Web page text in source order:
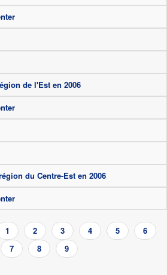
de l'Est en 2006
du Centre-Est en 2006
Page
1 Page
2 Page
3 Page
4 Page
5 Page
6
Page
7 Page
8
Page
courante
9